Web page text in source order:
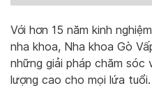
Với hơn 15 năm kinh
nha khoa, Nha khoa Gò
những giải pháp chăm sóc
lượng cao cho mọi lứa